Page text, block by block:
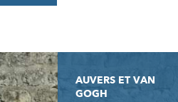
AUVERS ET VAN
GOGH